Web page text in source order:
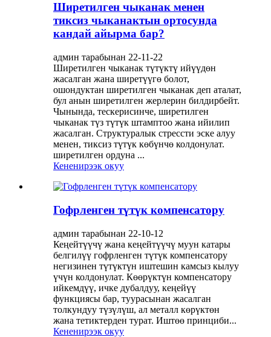
Ширетилген чыканак менен
тиксиз чыканактын ортосунда
кандай айырма бар?
админ тарабынан 22-11-22
Ширетилген чыканак түтүктү ийүүдөн
жасалган жана ширетүүгө болот,
ошондуктан ширетилген чыканак деп аталат,
бул анын ширетилген жерлерин билдирбейт.
Чынында, тескерисинче, ширетилген
чыканак түз түтүк штамптоо жана ийилип
жасалган. Структуралык стрессти эске алуу
менен, тиксиз түтүк көбүнчө колдонулат.
ширетилген ордуна ...
Кененирээк окуу
Гофрленген түтүк компенсатору
админ тарабынан 22-10-12
Кеңейтүүчү жана кеңейтүүчү муун катары
белгилүү гофрленген түтүк компенсатору
негизинен түтүктүн иштешин камсыз кылуу
үчүн колдонулат. Көөрүктүн компенсатору
ийкемдүү, ичке дубалдуу, кеңейүү
функциясы бар, туурасынан жасалган
толкундуу түзүлүш, ал металл көрүктөн
жана тетиктерден турат. Иштөө принциби...
Кененирээк окуу